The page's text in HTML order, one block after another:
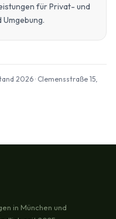
für Privat- und
2026 · Clemensstraße 15,
in München und